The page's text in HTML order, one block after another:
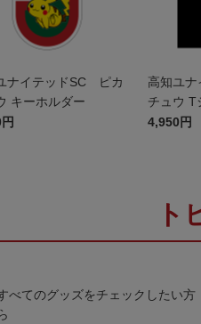
ナイテッドSC ピカ
キーホルダー
高知ユ
チュウ T
4,950円
ト
べてのグッズをチェックしたい方